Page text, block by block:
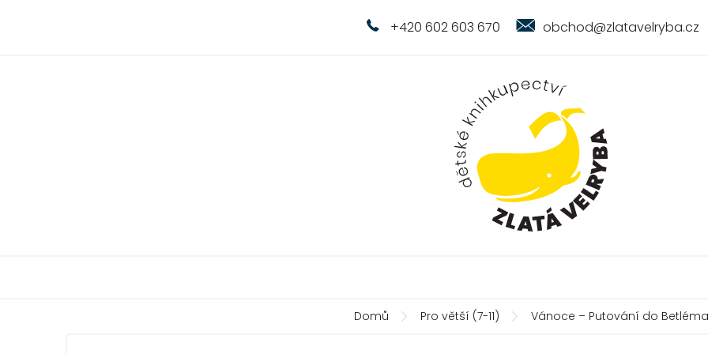
+420 602 603 670 obchod@zlatavelryba.cz
Domů Pro větší (7-11) Vánoce – Putování do Betléma